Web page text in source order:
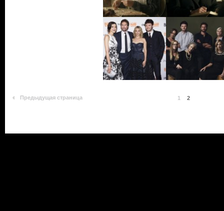
Предыдущая страница 1 2